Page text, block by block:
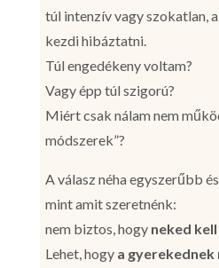
túl intenzív vagy szokatlan,
kezdi hibáztatni.
Túl engedékeny voltam?
Vagy épp túl szigorú?
Miért csak nálam nem
módszerek”?
A válasz néha egyszerűbb
mint amit szeretnénk:
nem biztos, hogy neked
Lehet, hogy a